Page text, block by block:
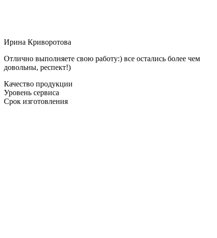
Ирина Криворотова
Отлично выполняете свою работу:) все остались более чем
довольны, респект!)
Качество продукции
Уровень сервиса
Срок изготовления